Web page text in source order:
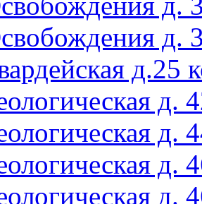
д.
д.25
д.
д.
д.
д.